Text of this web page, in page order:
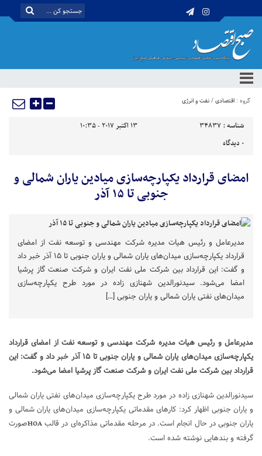
گروه : اقتصادی/نفت و انرژی
شناسه : 34837
13 اکتبر 2017 - 10:35
0 دیدگاه
امضای قرارداد یکپارچه‌سازی میادین یاران شمالی و
جنوبی تا ۱۵ آذر
مدیرعامل و رئیس هیات مدیره شرکت مهندسی و توسعه نفت از امضای
قرارداد یکپارچه‌سازی میدان‌های یاران شمالی و یاران جنوبی تا ۱۵ آذر خبر داد
و گفت: این قرارداد بین شرکت ملی نفت ایران و شرکت صنعت گاز پرشیا
امضا می‌شود. سیدنورالدین شهنازی زاده در مورد طرح یکپارچه‌سازی
میدان‌های نفتی یاران شمالی و یاران جنوبی […]
مدیرعامل و رئیس هیات مدیره شرکت مهندسی و توسعه نفت از امضای قرارداد
یکپارچه‌سازی میدان‌های یاران شمالی و یاران جنوبی تا ۱۵ آذر خبر داد و گفت: این
قرارداد بین شرکت ملی نفت ایران و شرکت صنعت گاز پرشیا امضا می‌شود.
سیدنورالدین شهنازی زاده در مورد طرح یکپارچه‌سازی میدان‌های نفتی یاران شمالی
و یاران جنوبی اظهار کرد: کارهای مقدماتی یکپارچه‌سازی میدان‌های یاران شمالی و
یاران جنوبی در حال انجام است. در مرحله مقدماتی مذاکره‌ای در قالب HOAصورت
گرفته و بندهایی نوشته شده است.